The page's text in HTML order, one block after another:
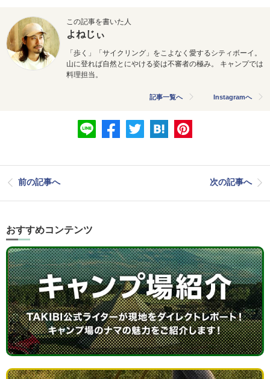
この記事を書いた人
よねじぃ
「歩く」「サイクリング」をこよなく愛するシティボーイ。
山に登れば自然とにやける姿は不審者の極み。 キャンプでは
料理担当。
記事一覧へ Instagramへ
前の記事へ 次の記事へ
おすすめコンテンツ